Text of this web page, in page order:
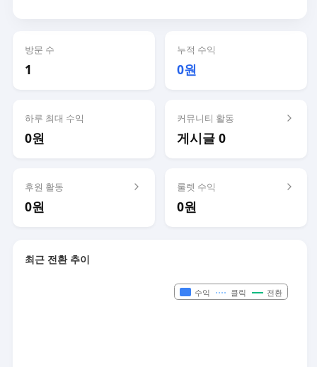
방문 수
1
누적 수익
0원
하루 최대 수익
0원
커뮤니티 활동
게시글 0
후원 활동
0원
룰렛 수익
0원
최근 전환 추이